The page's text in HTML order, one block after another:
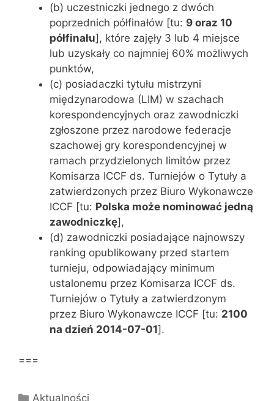
(b) uczestniczki jednego z dwóch
poprzednich półfinałów [tu: 9 oraz 10
półfinału], które zajęły 3 lub 4 miejsce
lub uzyskały co najmniej 60% możliwych
punktów,
(c) posiadaczki tytułu mistrzyni
międzynarodowa (LIM) w szachach
korespondencyjnych oraz zawodniczki
zgłoszone przez narodowe federacje
szachowej gry korespondencyjnej w
ramach przydzielonych limitów przez
Komisarza ICCF ds. Turniejów o Tytuły a
zatwierdzonych przez Biuro Wykonawcze
ICCF [tu: Polska może nominować jedną
zawodniczkę],
(d) zawodniczki posiadające najnowszy
ranking opublikowany przed startem
turnieju, odpowiadający minimum
ustalonemu przez Komisarza ICCF ds.
Turniejów o Tytuły a zatwierdzonym
przez Biuro Wykonawcze ICCF [tu: 2100
na dzień 2014-07-01].
===
Kategorie
Aktualności